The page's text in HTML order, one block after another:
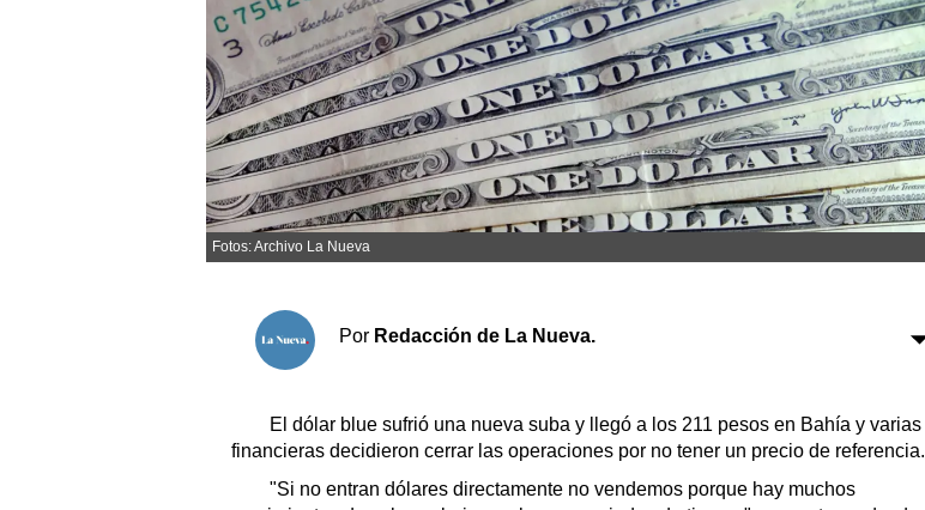
Sociedad y tiempo libre
Sociedad
Tecnología
Turismo
Salud
Es viral
El tiempo
Cartón Lleno
Fúnebres
Horóscopo
Suplementos
Transportes
Loterías
Datos Útiles
Fotos: Archivo La Nueva
Por Redacción de La Nueva.
El dólar blue sufrió una nueva suba y llegó a los 211 pesos en Bahía y varias
financieras decidieron cerrar las operaciones por no tener un precio de referencia.
"Si no entran dólares directamente no vendemos porque hay muchos